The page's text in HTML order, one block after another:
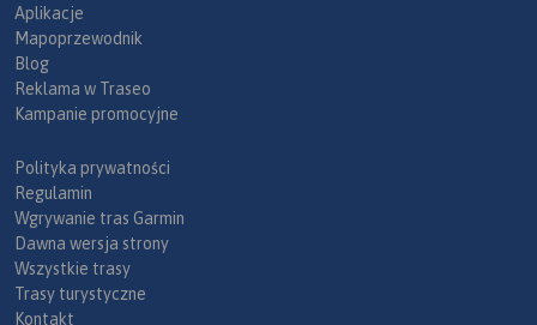
Aplikacje
Mapoprzewodnik
Blog
Reklama w Traseo
Kampanie promocyjne
Polityka prywatności
Regulamin
Wgrywanie tras Garmin
Dawna wersja strony
Wszystkie trasy
Trasy turystyczne
Kontakt